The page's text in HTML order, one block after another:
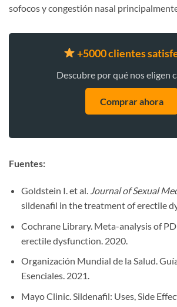
sofocos y congestión nasal
+5000 clientes
Descubre por qué nos eligen
Comprar ahora
Fuentes:
Goldstein I. et al. Journal of Sexual
sildenafil in the treatment of erectile
Cochrane Library. Meta-analysis of
erectile dysfunction. 2020.
Organización Mundial de la Salud.
Esenciales. 2021.
Mayo Clinic. Sildenafil: Uses, Side